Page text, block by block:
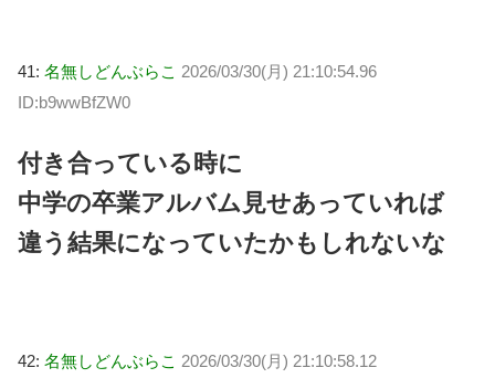
41: 名無しどんぶらこ 2026/03/30(月) 21:10:54.96
ID:b9wwBfZW0
付き合っている時に
中学の卒業アルバム見せあっていれば
違う結果になっていたかもしれないな
42: 名無しどんぶらこ 2026/03/30(月) 21:10:58.12